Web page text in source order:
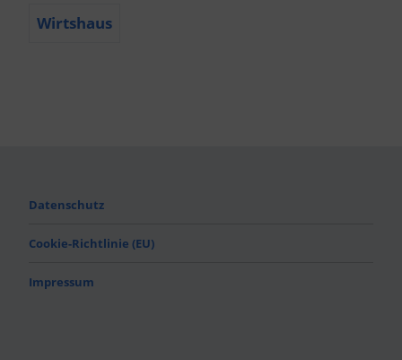
Wirtshaus
Datenschutz
Cookie-Richtlinie (EU)
Impressum